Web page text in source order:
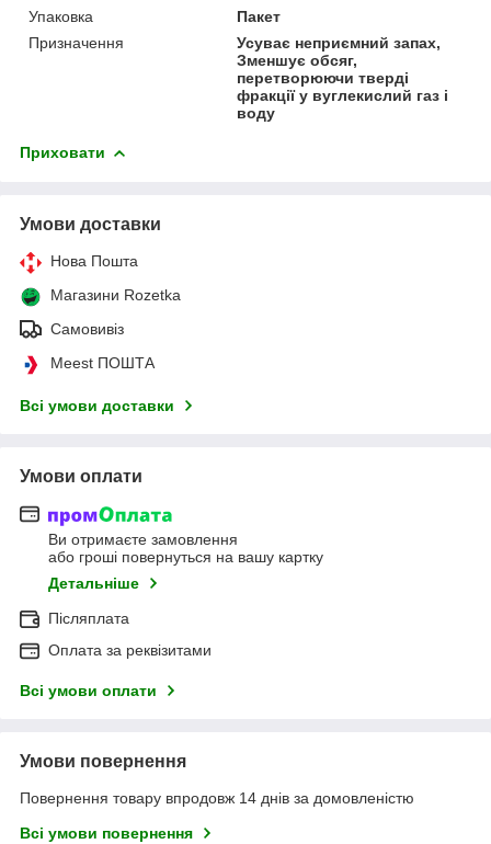
Упаковка
Пакет
Призначення
Усуває неприємний запах,
Зменшує обсяг,
перетворюючи тверді
фракції у вуглекислий газ і
воду
Приховати
Умови доставки
Нова Пошта
Магазини Rozetka
Самовивіз
Meest ПОШТА
Всі умови доставки
Умови оплати
Ви отримаєте замовлення
або гроші повернуться на вашу картку
Детальніше
Післяплата
Оплата за реквізитами
Всі умови оплати
Умови повернення
Повернення товару впродовж 14 днів за домовленістю
Всі умови повернення